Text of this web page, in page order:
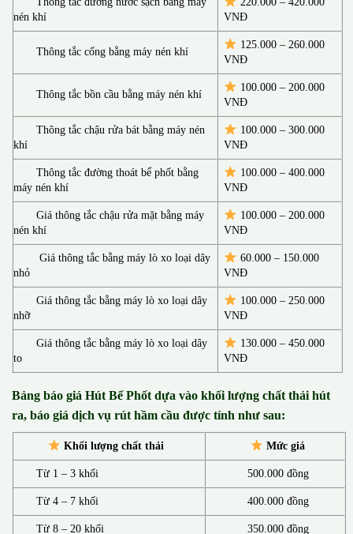
nén khí
VNĐ
Thông tắc cống bằng máy nén khí
125.000 – 260.000
VNĐ
Thông tắc bồn cầu bằng máy nén khí
100.000 – 200.000
VNĐ
Thông tắc chậu rửa bát bằng máy nén
khí
100.000 – 300.000
VNĐ
Thông tắc đường thoát bể phốt bằng
máy nén khí
100.000 – 400.000
VNĐ
Giá thông tắc chậu rửa mặt bằng máy
nén khí
100.000 – 200.000
VNĐ
Giá thông tắc bằng máy lò xo loại dây
nhỏ
60.000 – 150.000
VNĐ
Giá thông tắc bằng máy lò xo loại dây
nhỡ
100.000 – 250.000
VNĐ
Giá thông tắc bằng máy lò xo loại dây
to
130.000 –450.000
VNĐ
Bảng báo giá Hút Bể Phốt dựa vào khối lượng chất thải hút
ra, báo giá dịch vụ rút hầm cầu được tính như sau:
Khối lượng chất thải Mức giá
Từ 1 – 3 khối 500.000 đồng
Từ 4 – 7 khối 400.000 đồng
Từ 8 – 20 khối 350.000 đồng